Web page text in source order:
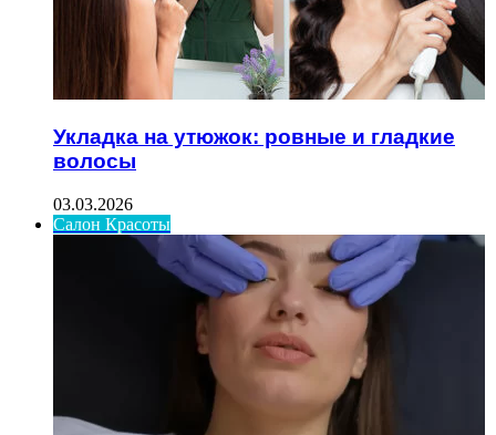
Укладка на утюжок: ровные и гладкие
волосы
03.03.2026
Салон Красоты